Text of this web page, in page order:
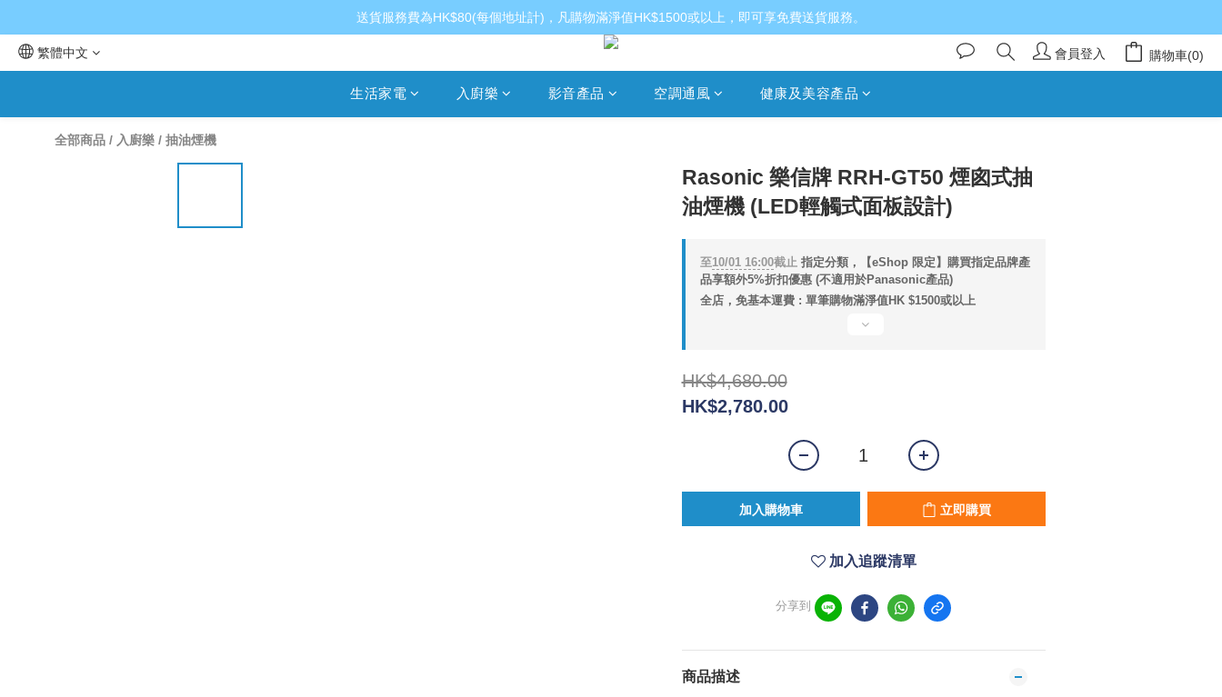
送貨服務費為HK$80(每個地址計)，凡購物滿淨值HK$1500或以上，即可享免費送貨服務。
繁體中文 會員登入 購物車(0)
生活家電 入廚樂 影音產品 空調通風 健康及美容產品
全部商品 / 入廚樂 / 抽油煙機
Rasonic 樂信牌 RRH-GT50 煙囪式抽
油煙機 (LED輕觸式面板設計)
至10/01 16:00截止指定分類，【eShop 限定】購買指定品牌產
品享額外5%折扣優惠 (不適用於Panasonic產品)
全店，免基本運費 : 單筆購物滿淨值HK $1500或以上
HK$4,680.00
HK$2,780.00
加入購物車 立即購買
加入追蹤清單
分享到
商品描述